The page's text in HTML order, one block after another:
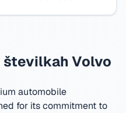
Volvo
automobile
for its commitment to